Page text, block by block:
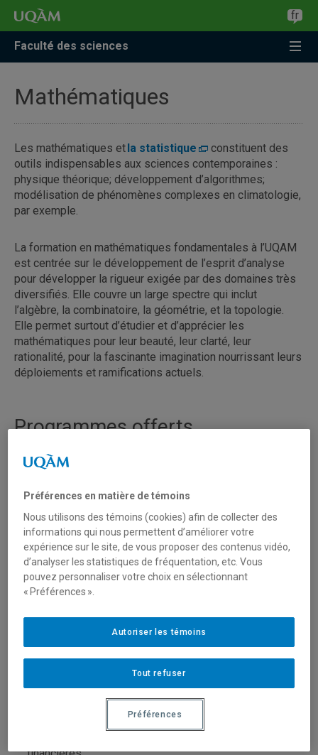
fr
Faculté des sciences
Mathématiques
Les mathématiques etla statistique
constituent des
outils indispensables aux sciences contemporaines :
physique théorique; développement d’algorithmes;
modélisation de phénomènes complexes en climatologie,
par exemple.
La formation en mathématiques fondamentales à l’UQAM
est centrée sur le développement de l’esprit d’analyse
pour développer la rigueur exigée par des domaines très
diversifiés. Elle couvre un large spectre qui inclut
l’algèbre, la combinatoire, la géométrie, et la topologie.
Elle permet surtout d’étudier et d’apprécier les
mathématiques pour leur beauté, leur clarté, leur
rationalité, pour la fascinante imagination nourrissant leurs
déploiements et ramifications actuels.
Programmes offerts
Baccalauréat en mathématiques, concentration
Baccalauréat en mathématiques, concentration
informatique–NOUVEAU!
Certificat en méthodes quantitatives
Majeure en mathématiques
Maîtrise en mathématiques
Profil avec mémoire
– Concentration informatique mathématique
– Concentration statistique
– Concentration mathématiques actuarielles et
– Concentration didactique des mathématiques
– Concentration statistique
Préférences en matière de témoins
Nous utilisons des témoins (cookies) afin de collecter des
informations qui nous permettent d’améliorer votre
expérience sur le site, de vous proposer des contenus vidéo,
d’analyser les statistiques de fréquentation, etc. Vous
pouvez personnaliser votre choix en sélectionnant
« Préférences ».
Tout refuser
Autoriser les témoins
Préférences